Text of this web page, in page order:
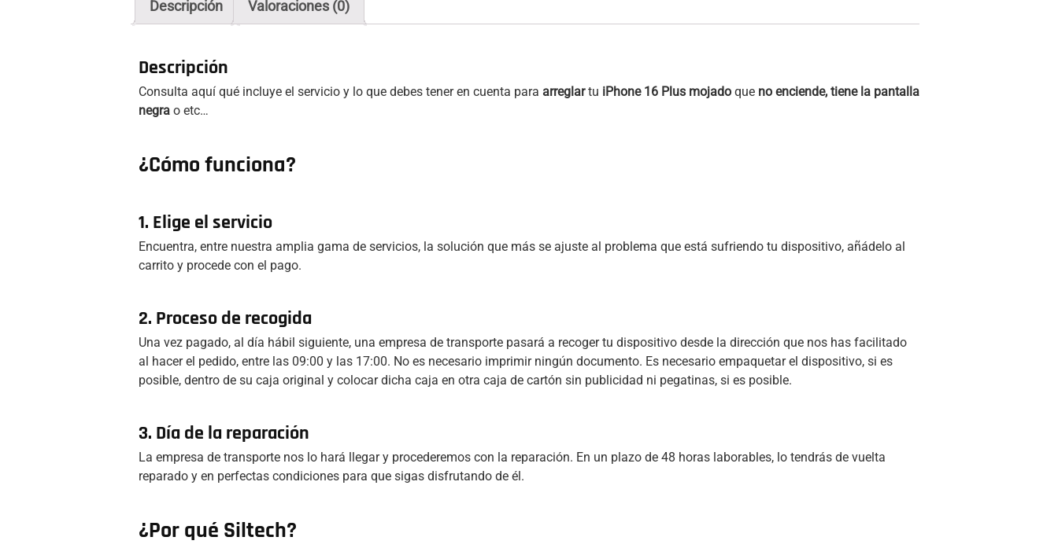
Descripción Valoraciones (0)
Descripción
Consulta aquí qué incluye el servicio y lo que debes tener en cuenta para arreglartu iPhone 16 Plus mojado que no enciende, tiene la pantalla
negra o etc…
¿Cómo funciona?
1. Elige el servicio
Encuentra, entre nuestra amplia gama de servicios, la solución que más se ajuste al problema que está sufriendo tu dispositivo, añádelo al
carrito y procede con el pago.
2. Proceso de recogida
Una vez pagado, al día hábil siguiente, una empresa de transporte pasará a recoger tu dispositivo desde la dirección que nos has facilitado
al hacer el pedido, entre las 09:00 y las 17:00. No es necesario imprimir ningún documento. Es necesario empaquetar el dispositivo, si es
posible, dentro de su caja original y colocar dicha caja en otra caja de cartón sin publicidad ni pegatinas, si es posible.
3. Día de la reparación
La empresa de transporte nos lo hará llegar y procederemos con la reparación. En un plazo de 48 horas laborables, lo tendrás de vuelta
reparado y en perfectas condiciones para que sigas disfrutando de él.
¿Por qué Siltech?